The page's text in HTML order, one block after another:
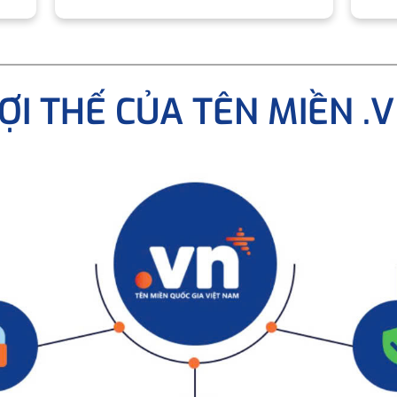
THẾ CỦA TÊN MIỀN